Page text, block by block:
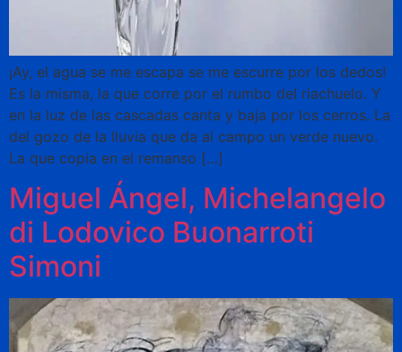
¡Ay, el agua se me escapa se me escurre por los dedos!
Es la misma, la que corre por el rumbo del riachuelo. Y
en la luz de las cascadas canta y baja por los cerros. La
del gozo de la lluvia que da al campo un verde nuevo.
La que copia en el remanso […]
Miguel Ángel, Michelangelo
di Lodovico Buonarroti
Simoni